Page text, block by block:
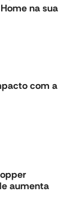
na sua
com a
aumenta